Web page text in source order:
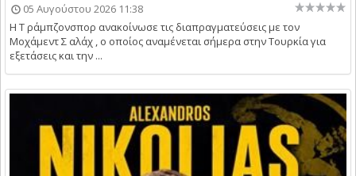
05 Αυγούστου 2026 11:38
Η Τ ράμπζονσπορ ανακοίνωσε τις διαπραγματεύσεις με τον
Μοχάμεντ Σ αλάχ , ο οποίος αναμένεται σήμερα στην Τουρκία για
εξετάσεις και την ...